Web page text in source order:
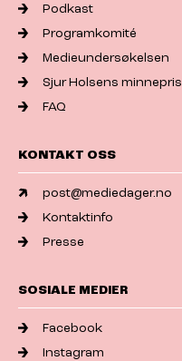
Podkast
Programkomité
Medieundersøkelsen
Sjur Holsens minnepris
FAQ
KONTAKT OSS
post@mediedager.no
Kontaktinfo
Presse
SOSIALE MEDIER
Facebook
Instagram